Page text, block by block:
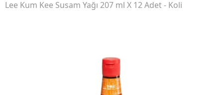
Lee Kum Kee Susam Yağı 207 ml X 12 Adet - Koli